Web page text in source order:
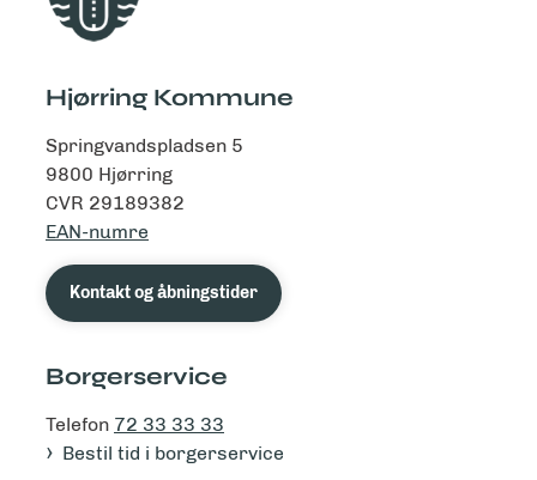
Hjørring Kommune
Springvandspladsen 5
9800 Hjørring
CVR 29189382
EAN-numre
Kontakt og åbningstider
Borgerservice
Telefon 72 33 33 33
Bestil tid i borgerservice